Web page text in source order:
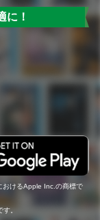
に！
おけるApple Inc.の商標で
。